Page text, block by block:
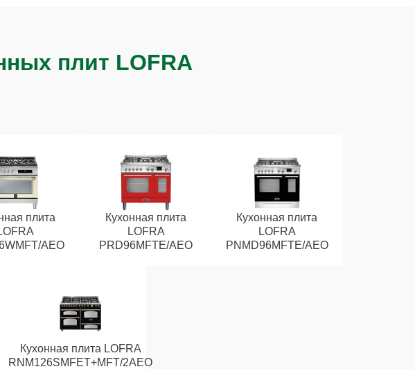
плит LOFRA
плита
AEO
Кухонная плита
LOFRA
PRD96MFTE/AEO
Кухонная плита
LOFRA
PNMD96MFTE/AEO
Кухонная плита LOFRA
RNM126SMFET+MFT/2AEO